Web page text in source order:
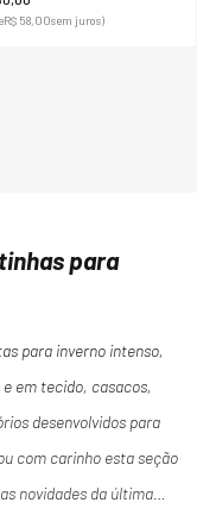
R$ 58,00sem juros)
para
para inverno intenso,
em tecido, casacos,
desenvolvidos para
com carinho esta seção
novidades da última